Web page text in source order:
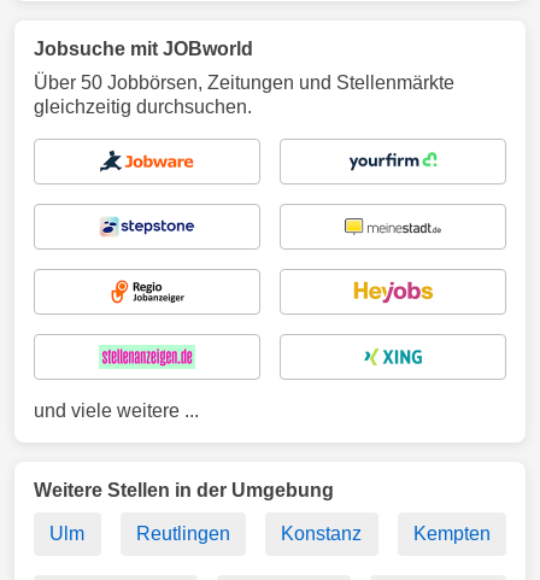
Jobsuche mit JOBworld
Über 50 Jobbörsen, Zeitungen und Stellenmärkte
gleichzeitig durchsuchen.
und viele weitere ...
Weitere Stellen in der Umgebung
Ulm Reutlingen Konstanz Kempten